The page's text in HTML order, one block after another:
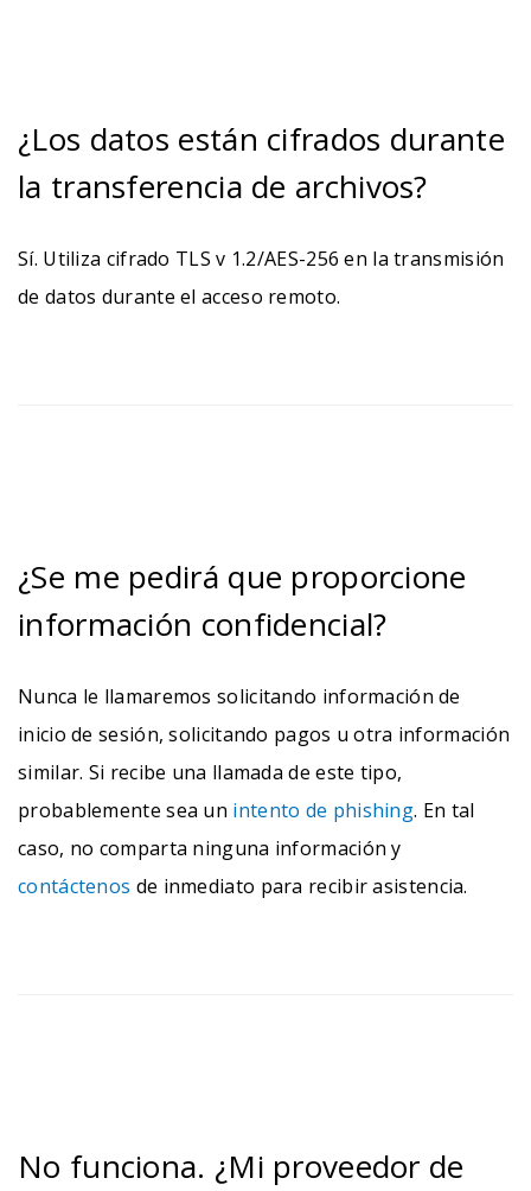
¿Los datos están cifrados durante
la transferencia de archivos?
Sí. Utiliza cifrado TLS v 1.2/AES-256 en la transmisión
de datos durante el acceso remoto.
¿Se me pedirá que proporcione
información confidencial?
Nunca le llamaremos solicitando información de
inicio de sesión, solicitando pagos u otra información
similar. Si recibe una llamada de este tipo,
probablemente sea un intento de phishing. En tal
caso, no comparta ninguna información y
contáctenos de inmediato para recibir asistencia.
No funciona. ¿Mi proveedor de